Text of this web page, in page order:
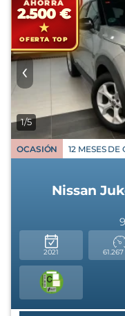
‹
AHORRA
2.500 €
OFERTA TOP
1/5
OCASIÓN 12 MESES
Nissan
2021